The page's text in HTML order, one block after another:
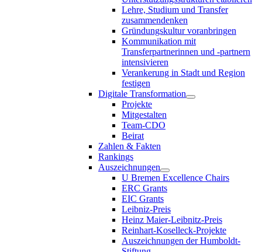
Lehre, Studium und Transfer
zusammendenken
Gründungskultur voranbringen
Kommunikation mit
Transferpartnerinnen und -partnern
intensivieren
Verankerung in Stadt und Region
festigen
Digitale Transformation
Projekte
Mitgestalten
Team-CDO
Beirat
Zahlen & Fakten
Rankings
Auszeichnungen
U Bremen Excellence Chairs
ERC Grants
EIC Grants
Leibniz-Preis
Heinz Maier-Leibnitz-Preis
Reinhart-Koselleck-Projekte
Auszeichnungen der Humboldt-